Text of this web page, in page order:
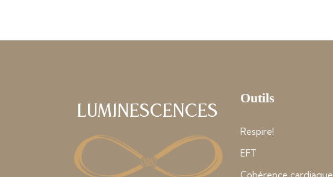
Luminescences
Outils
Respire!
EFT